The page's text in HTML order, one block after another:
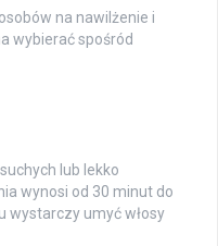
na nawilżenie i
wybierać spośród
lub lekko
wynosi od 30 minut do
wystarczy umyć włosy